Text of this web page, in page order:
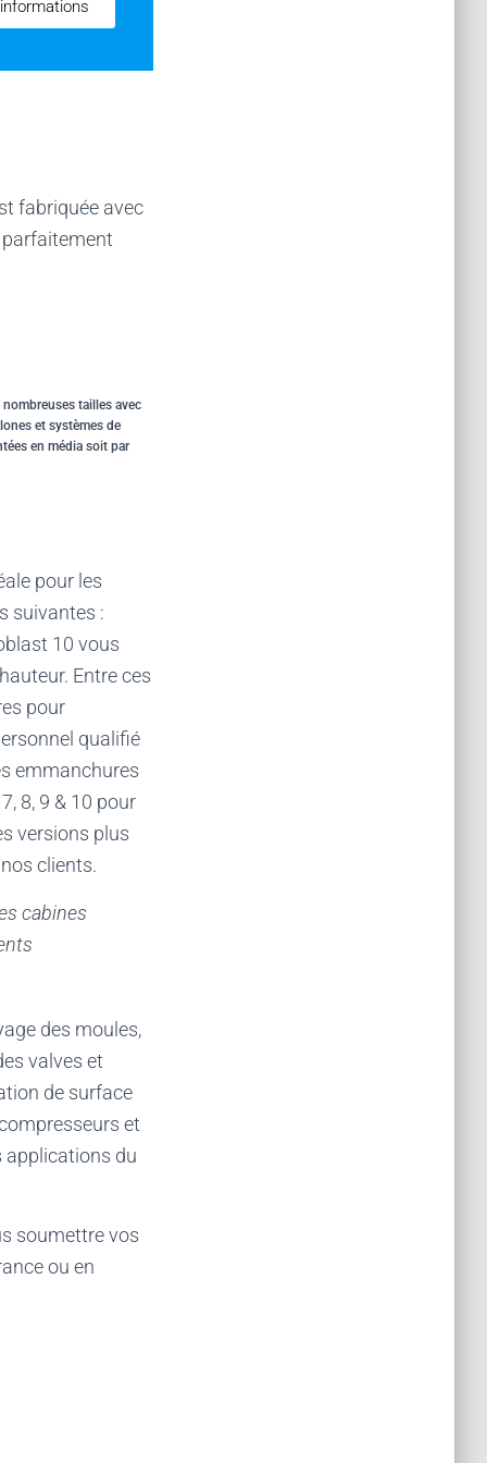
fabriquée avec
parfaitement
tailles avec
et systèmes de
en média soit par
pour les
suivantes :
10 vous
Entre ces
pour
qualifié
emmanchures
8, 9 & 10 pour
versions plus
clients.
cabines
des moules,
valves et
de surface
et
applications du
soumettre vos
ou en